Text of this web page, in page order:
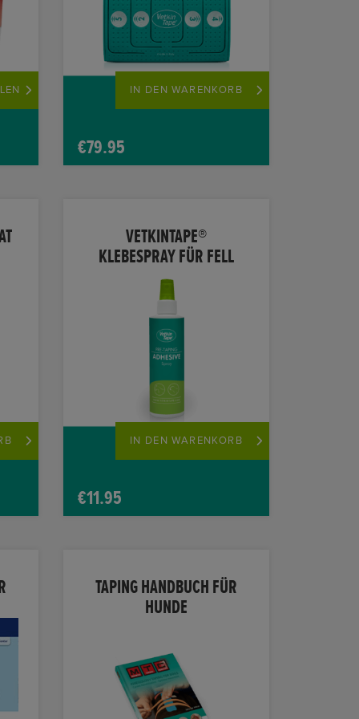
product
page
€79.95
IN DEN WARENKORB
VETKINTAPE®
KLEBESPRAY FÜR FELL
€11.95
IN DEN WARENKORB
TAPING HANDBUCH FÜR
HUNDE